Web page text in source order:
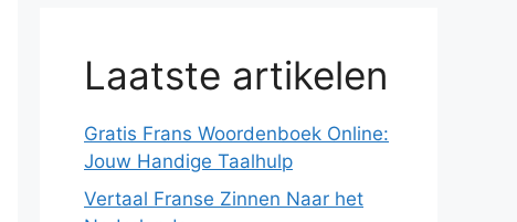
Laatste artikelen
Gratis Frans Woordenboek Online:
Jouw Handige Taalhulp
Vertaal Franse Zinnen Naar het